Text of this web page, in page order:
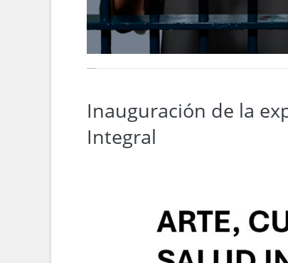
Inauguración de la
Integral